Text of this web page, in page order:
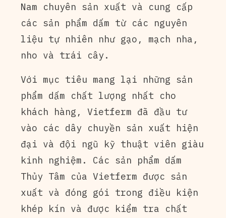
Nam chuyên sản xuất và cung cấp
các sản phẩm dấm từ các nguyên
liệu tự nhiên như gạo, mạch nha,
nho và trái cây.
Với mục tiêu mang lại những sản
phẩm dấm chất lượng nhất cho
khách hàng, Vietferm đã đầu tư
vào các dây chuyền sản xuất hiện
đại và đội ngũ kỹ thuật viên giàu
kinh nghiệm. Các sản phẩm dấm
Thủy Tâm của Vietferm được sản
xuất và đóng gói trong điều kiện
khép kín và được kiểm tra chất